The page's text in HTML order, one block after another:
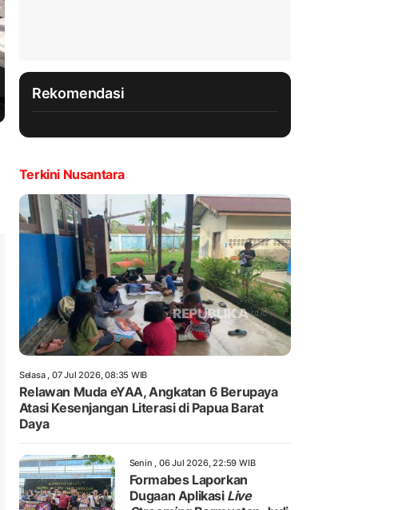
Rekomendasi
Terkini Nusantara
Selasa , 07 Jul 2026, 08:35 WIB
Relawan Muda eYAA, Angkatan 6 Berupaya
Atasi Kesenjangan Literasi di Papua Barat
Daya
Senin , 06 Jul 2026, 22:59 WIB
Formabes Laporkan
Dugaan Aplikasi Live